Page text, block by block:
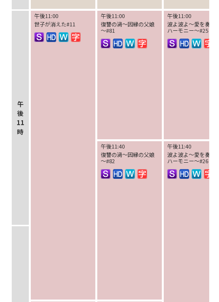
午
後
11
時
午後11:00
世子が消えた#11
午後11:00
復讐の渦～因縁の父娘
～#81
午後11:00
波よ波よ～愛を奏で
ハーモニー～#25
午後11:40
復讐の渦～因縁の父娘
～#82
午後11:40
波よ波よ～愛を奏で
ハーモニー～#26